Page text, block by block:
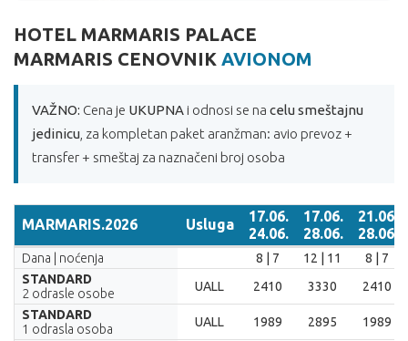
HOTEL MARMARIS PALACE
MARMARIS CENOVNIK AVIONOM
VAŽNO: Cena je UKUPNA i odnosi se na celu smeštajnu
jedinicu , za kompletan paket aranžman: avio prevoz +
transfer + smeštaj za naznačeni broj osoba
MARMARIS.2026 Usluga
17.06.
24.06.
17.06.
28.06.
21.06.
28.06.
MARMARIS.2026
17.06.
24.06.
17.06.
28.06.
21.06.
28.06.
Dana | noćenja 8 | 7 12 | 11
8 | 7
STANDARD
2 odrasle osobe
UALL 2410 3330
2410
STANDARD
1 odrasla osoba
UALL 1989 2895
1989